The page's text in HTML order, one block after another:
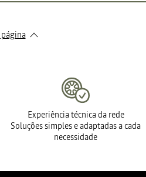
Experiência técnica da rede
Soluções simples e adaptadas a cada
necessidade